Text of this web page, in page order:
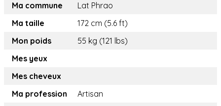
Ma commune
Lat Phrao
Ma taille
172 cm (5.6 ft)
Mon poids
55 kg (121 lbs)
Mes yeux
Mes cheveux
Ma profession
Artisan